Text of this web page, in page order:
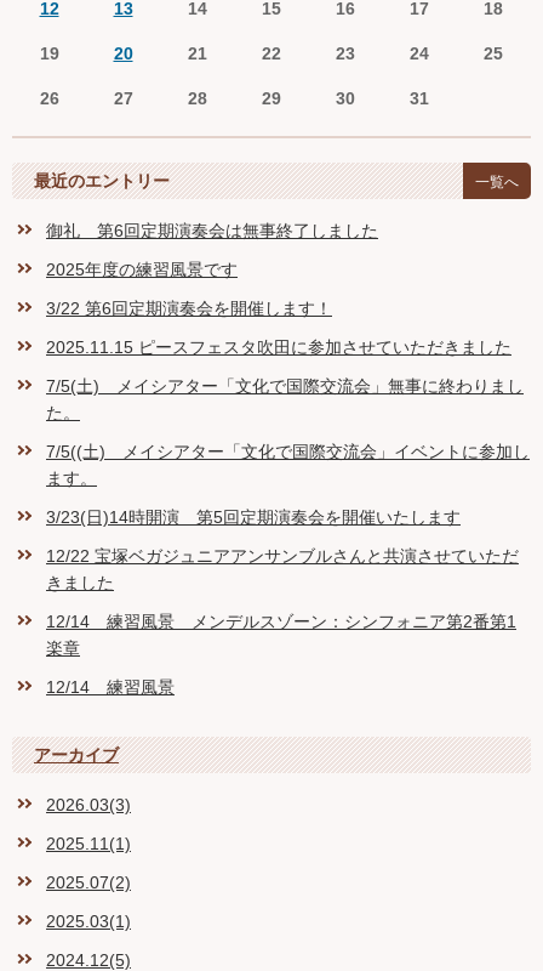
12 13 14 15 16 17 18
19 20 21 22 23 24 25
26 27 28 29 30 31
最近のエントリー 一覧へ
御礼 第6回定期演奏会は無事終了しました
2025年度の練習風景です
3/22 第6回定期演奏会を開催します！
2025.11.15 ピースフェスタ吹田に参加させていただきました
7/5(土) メイシアター「文化で国際交流会」無事に終わりまし
た。
7/5((土) メイシアター「文化で国際交流会」イベントに参加し
ます。
3/23(日)14時開演 第5回定期演奏会を開催いたします
12/22 宝塚ベガジュニアアンサンブルさんと共演させていただ
きました
12/14 練習風景 メンデルスゾーン：シンフォニア第2番第1
楽章
12/14 練習風景
アーカイブ
2026.03(3)
2025.11(1)
2025.07(2)
2025.03(1)
2024.12(5)